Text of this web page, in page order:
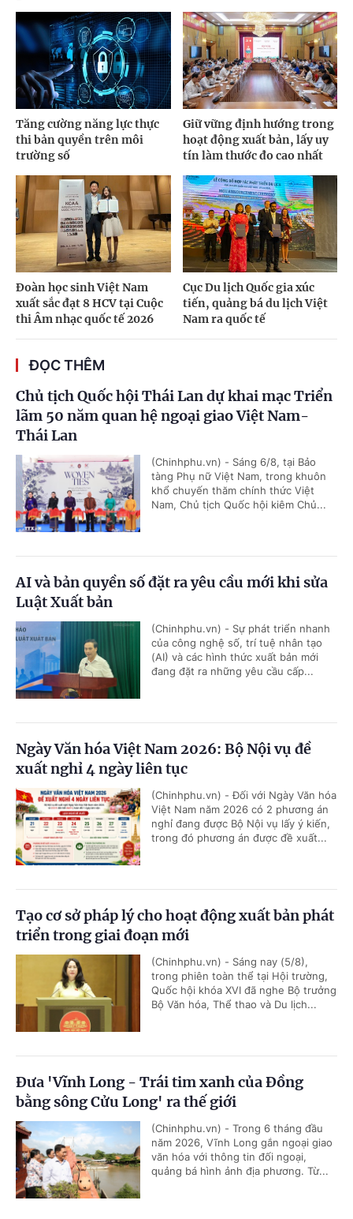
Tăng cường năng lực thực
thi bản quyền trên môi
trường số
Giữ vững định hướng trong
hoạt động xuất bản, lấy uy
tín làm thước đo cao nhất
Đoàn học sinh Việt Nam
xuất sắc đạt 8 HCV tại Cuộc
thi Âm nhạc quốc tế 2026
Cục Du lịch Quốc gia xúc
tiến, quảng bá du lịch Việt
Nam ra quốc tế
ĐỌC THÊM
Chủ tịch Quốc hội Thái Lan dự khai mạc Triển
lãm 50 năm quan hệ ngoại giao Việt Nam-
Thái Lan
(Chinhphu.vn) - Sáng 6/8, tại Bảo
tàng Phụ nữ Việt Nam, trong khuôn
khổ chuyến thăm chính thức Việt
Nam, Chủ tịch Quốc hội kiêm Chủ...
AI và bản quyền số đặt ra yêu cầu mới khi sửa
Luật Xuất bản
(Chinhphu.vn) - Sự phát triển nhanh
của công nghệ số, trí tuệ nhân tạo
(AI) và các hình thức xuất bản mới
đang đặt ra những yêu cầu cấp...
Ngày Văn hóa Việt Nam 2026: Bộ Nội vụ đề
xuất nghỉ 4 ngày liên tục
(Chinhphu.vn) - Đối với Ngày Văn hóa
Việt Nam năm 2026 có 2 phương án
nghỉ đang được Bộ Nội vụ lấy ý kiến,
trong đó phương án được đề xuất...
Tạo cơ sở pháp lý cho hoạt động xuất bản phát
triển trong giai đoạn mới
(Chinhphu.vn) - Sáng nay (5/8),
trong phiên toàn thể tại Hội trường,
Quốc hội khóa XVI đã nghe Bộ trưởng
Bộ Văn hóa, Thể thao và Du lịch...
Đưa 'Vĩnh Long - Trái tim xanh của Đồng
bằng sông Cửu Long' ra thế giới
(Chinhphu.vn) - Trong 6 tháng đầu
năm 2026, Vĩnh Long gắn ngoại giao
văn hóa với thông tin đối ngoại,
quảng bá hình ảnh địa phương. Từ...